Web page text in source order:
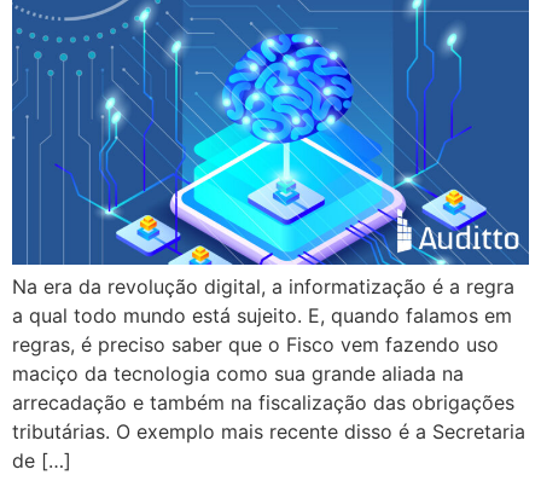
Na era da revolução digital, a informatização é a regra
a qual todo mundo está sujeito. E, quando falamos em
regras, é preciso saber que o Fisco vem fazendo uso
maciço da tecnologia como sua grande aliada na
arrecadação e também na fiscalização das obrigações
tributárias. O exemplo mais recente disso é a Secretaria
de […]